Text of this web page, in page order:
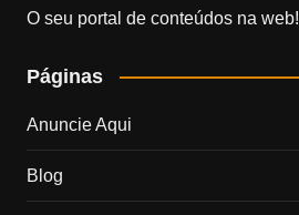
O seu portal de conteúdos na web!
Páginas
Anuncie Aqui
Blog